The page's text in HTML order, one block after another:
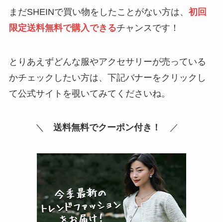
まだSHEINで買い物をしたことがない方は、 初回
限定送料無料で購入できるチャンスです！
とりあえずどんな服やアクセサリーが売っている
かチェックしたい方は、下記バナーをクリックし
て公式サイトを覗いてみてくださいね。
＼ 送料無料でクーポン付き！ ／